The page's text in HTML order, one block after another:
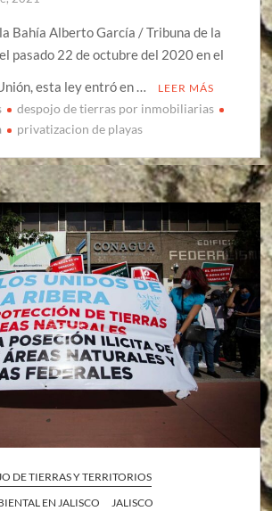
Bahía Alberto García / Tribuna de la
pasado 22 de octubre del 2020 en el
esta ley entró en …
LEER MÁS
despojo de tierras por inmobiliarias
privatizacion de playas
DE TIERRAS Y TERRITORIOS
EN JALISCO
JALISCO